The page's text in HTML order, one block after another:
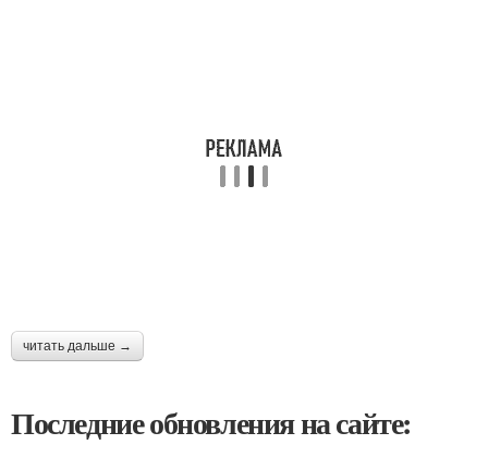
читать дальше →
Последние обновления на сайте: